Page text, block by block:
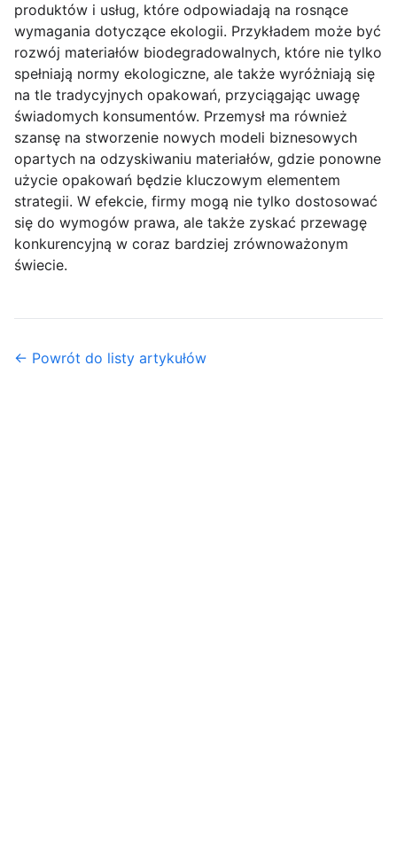
produktów i usług, które odpowiadają na rosnące
wymagania dotyczące ekologii. Przykładem może być
rozwój materiałów biodegradowalnych, które nie tylko
spełniają normy ekologiczne, ale także wyróżniają się
na tle tradycyjnych opakowań, przyciągając uwagę
świadomych konsumentów. Przemysł ma również
szansę na stworzenie nowych modeli biznesowych
opartych na odzyskiwaniu materiałów, gdzie ponowne
użycie opakowań będzie kluczowym elementem
strategii. W efekcie, firmy mogą nie tylko dostosować
się do wymogów prawa, ale także zyskać przewagę
konkurencyjną w coraz bardziej zrównoważonym
świecie.
← Powrót do listy artykułów